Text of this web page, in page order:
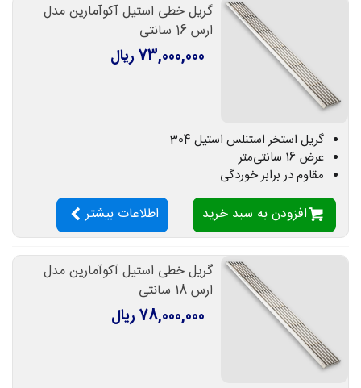
گریل خطی استیل آکوآمارین مدل
ارس 16 سانتی
73,000,000 ریال
گریل استخر استنلس استیل 304
عرض 16 سانتی‌متر
مقاوم در برابر خوردگی
افزودن به سبد خرید اطلاعات بیشتر
گریل خطی استیل آکوآمارین مدل
ارس 18 سانتی
78,000,000 ریال